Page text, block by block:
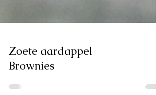
Zoete aardappel
Brownies